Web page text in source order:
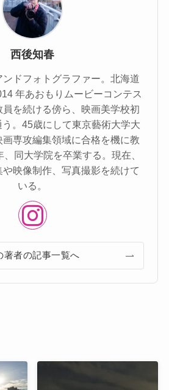
西後知春
ドフォトグラファー。北海道
年あおもりムービーコンテス
員を続ける傍ら、映画美学校初
。45歳にして東京藝術⼤学⼤
専攻編集領域に合格を機に教
同⼤学院を卒業する。現在、
映像制作、写真撮影を続けて
いる。
著者の記事一覧へ